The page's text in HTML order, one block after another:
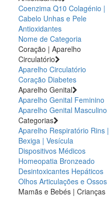
Coenzima Q10 Colagénio |
Cabelo Unhas e Pele
Antioxidantes
Nome de Categoria
Coração | Aparelho
Circulatório
Aparelho Circulatório
Coração Diabetes
Aparelho Genital
Aparelho Genital Feminino
Aparelho Genital Masculino
Categorias
Aparelho Respiratório Rins |
Bexiga | Vesícula
Dispositivos Médicos
Homeopatia Bronzeado
Desintoxicantes Hepáticos
Olhos Articulações e Ossos
Mamãs e Bebés | Crianças